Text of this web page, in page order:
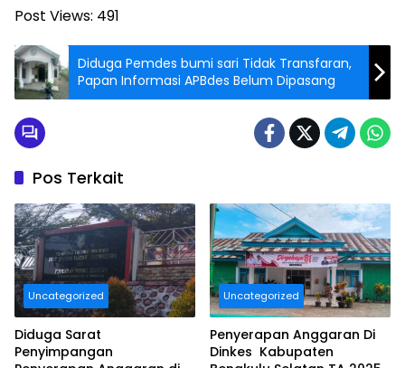
Post Views: 491
Diduga Pemdes bumi sari Tidak Transfaran,
Papan Informasi APBdes Belum Dipasang
Pos Terkait
Uncategorized
Diduga Sarat
Penyimpangan
Uncategorized
Penyerapan Anggaran Di
Dinkes Kabupaten